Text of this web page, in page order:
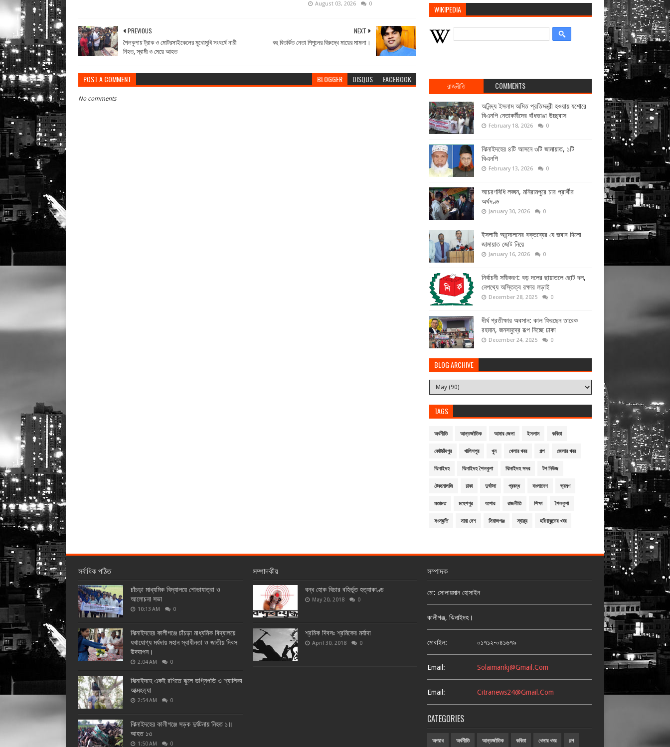
August 03, 2026 0
NEXT
বহু বিতর্কিত নেতা পিপুলের বিরুদ্ধে মায়ের মামলা।
PREVIOUS
শৈলকুপায় ট্রাক ও মোটরসাইকেলের মুখোমুখি সংঘর্ষে নারী
নিহত, স্বামী ও মেয়ে আহত
POST A COMMENT BLOGGER DISQUS FACEBOOK
No comments
WIKIPEDIA
রাজনীতি COMMENTS
অনিন্দ্য ইসলাম অমিত প্রতিমন্ত্রী হওয়ায় যশোরে
বিএনপি নেতাকর্মীদের বাঁধভাঙা উচ্ছ্বাস
February 18, 2026 0
ঝিনাইদহের ৪টি আসনে ৩টি জামায়াত, ১টি
বিএনপি
February 13, 2026 0
আচরণবিধি লঙ্ঘন, মনিরামপুরে চার প্রার্থীর
অর্থদণ্ড
January 30, 2026 0
ইসলামী আন্দোলনের বক্তব্যের যে জবাব দিলো
জামায়াত জোট নিয়ে
January 16, 2026 0
নির্বাচনী সমীকরণ: বড় দলের ছায়াতলে ছোট দল,
নেপথ্যে অস্তিত্ব রক্ষার লড়াই
December 28, 2025 0
দীর্ঘ প্রতীক্ষার অবসান: কাল ফিরছেন তারেক
রহমান, জনসমুদ্রে রূপ নিচ্ছে ঢাকা
December 24, 2025 0
BLOG ARCHIVE
TAGS
অর্থনীতি আন্তর্জাতিক আমার জেলা ইসলাম কবিতা
কোটচাঁদপুর খালিশপুর খুন খেলার খবর গল্প জেলার খবর
ঝিনাইদহ ঝিনাইদহ শৈলকুপা ঝিনাইদহ সদর টপ নিউজ
টেকনোলজি ঢাকা দুর্ঘটনা প্রবন্ধ বাংলাদেশ ভ্রমণ
মতামত মহেশপুর যশোর রাজনীতি শিক্ষা শৈলকুপা
সংস্কৃতি সারা দেশ সিরাজগঞ্জ স্বাস্থ্য হরিণাকুন্ডের খবর
সর্বাধিক পঠিত
চাঁচড়া মাধ্যমিক বিদ্যালয়ে শোভাযাত্রা ও
আলোচনা সভা
10:13 AM 0
ঝিনাইদহের কালীগঞ্জে চাঁচড়া মাধ্যমিক বিদ্যালয়ে
যথাযোগ্য মর্যদায় মহান স্বাধীনতা ও জাতীয় দিবস
উদযাপন।
2:04 AM 0
ঝিনাইদহে একই রশিতে ঝুলে ভগ্নিপতি ও শ্যালিকা
আত্মহত্যা
2:54 AM 0
ঝিনাইদহের কালীগঞ্জে সড়ক দুর্ঘটনায় নিহত ১॥
আহত ১৩
1:50 AM 0
সম্পাদকীয়
বন্ধ হোক বিচার বহির্ভূত হত্যাকাণ্ড
May 20, 2018 0
শ্রমিক দিবসঃ শ্রমিকের মর্যাদা
April 30, 2018 0
সম্পাদক
মো: সোলায়মান হোসাইন
কালীগঞ্জ, ঝিনাইদহ।
মোবাইল: ০১৭১২-০৪১৬৭৯
Email: Solaimankj@gmail.com
Email: Citranews24@gmail.com
CATEGORIES
অপরাধ অর্থনীতি আন্তর্জাতিক কবিতা খেলার খবর গল্প